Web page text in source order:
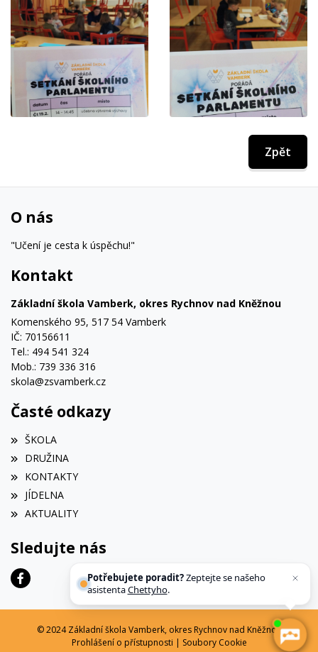
Zpět
O nás
"Učení je cesta k úspěchu!"
Kontakt
Základní škola Vamberk, okres Rychnov nad Kněžnou
Komenského 95, 517 54 Vamberk
IČ: 70156611
Tel.: 494 541 324
Mob.: 739 336 316
skola@zsvamberk.cz
Časté odkazy
ŠKOLA
DRUŽINA
KONTAKTY
JÍDELNA
AKTUALITY
Sledujte nás
© 2024 Základní škola Vamberk, okres Rychnov nad Kněžnou
Prohlášení o přístupnosti | Soubory Cookie
Potřebujete poradit?Zeptejte se našeho
asistentaChettyho.